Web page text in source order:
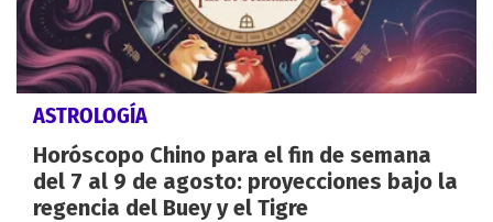
ASTROLOGÍA
Horóscopo Chino para el fin de semana
del 7 al 9 de agosto: proyecciones bajo la
regencia del Buey y el Tigre